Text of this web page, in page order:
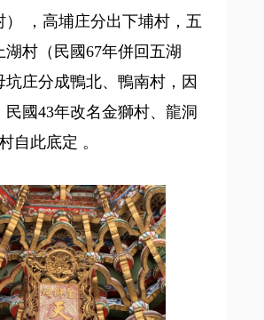
） ，高埔庄分出下埔村，五
湖村（民國67年併回五湖
坑庄分成鴨北、鴨南村，因
民國43年改名金獅村、龍洞
自此底定 。